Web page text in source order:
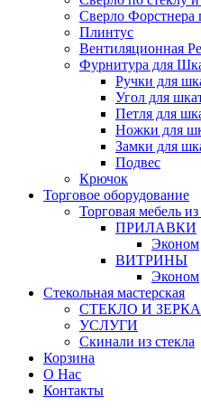
Сверло Форстнера
Плинтус
Вентиляционная
Фурнитура для
Ручки для
Угол для
Петля для
Ножки для
Замки для
Подвес
Крючок
Торговое оборудование
Торговая мебель
ПРИЛАВКИ
Эконом
ВИТРИНЫ
Эконом
Стекольная мастерская
СТЕКЛО И
УСЛУГИ
Скинали из стекла
Корзина
О Нас
Контакты